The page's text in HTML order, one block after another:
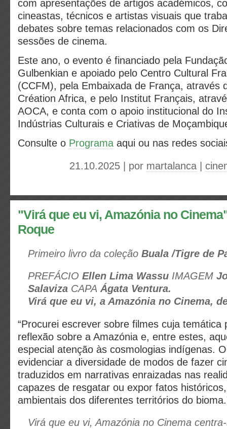
com apresentações de artigos académicos,
cineastas, técnicos e artistas visuais que
debates sobre temas relacionados com os
sessões de cinema.
Este ano, o evento é financiado pela
Gulbenkian e apoiado pelo Centro Cultural
(CCFM), pela Embaixada de França, através
Création Africa, e pelo Institut Français,
AOCA, e conta com o apoio institucional do
Indústrias Culturais e Criativas de
Consulte o Programa aqui ou nas redes
21.10.2025 | por martalanca
"Virá que eu vi, Amazónia no
Roque
Primeiro livro da coleção Buala/Tigre de
PREFÁCIO Ellen Lima WassuIMAGEM
SalavizaCAPA Ágata Ventura.
Virá que eu vi, a Amazónia no Cinema,
“Procurei escrever sobre filmes cuja temática
reflexão sobre a Amazónia e, entre estes,
especial atenção às cosmologias indígenas.
evidenciar a diversidade de modos de fazer
traduzidos em narrativas enraizadas nas
capazes de resgatar ou expor fatos
ambientais dos diferentes territórios do
Virá que eu vi, Amazónia no Cinema